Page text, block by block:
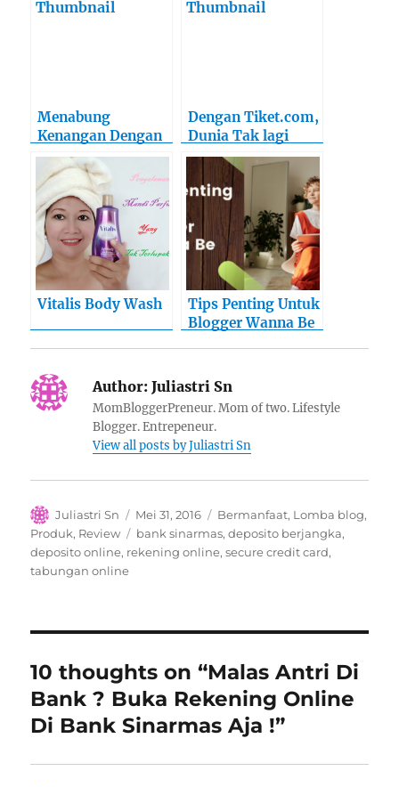
Menabung
Kenangan Dengan
Kamera Ponsel
Dengan Tiket.com,
Dunia Tak lagi
Selebar Daun Kelor
Vitalis Body Wash
Tips Penting Untuk
Blogger Wanna Be
Author: Juliastri Sn
MomBloggerPreneur. Mom of two. Lifestyle
Blogger. Entrepeneur.
View all posts by Juliastri Sn
Author
Juliastri Sn
Posted
on
Mei 31, 2016 Categories
Bermanfaat, Lomba blog,
Produk, Review Tags
bank sinarmas,deposito berjangka,
deposito online, rekening online,secure credit card,
tabungan online
10 thoughts on “Malas Antri Di
Bank ? Buka Rekening Online
Di Bank Sinarmas Aja !”